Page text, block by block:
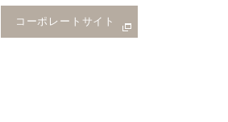
コーポレートサイト